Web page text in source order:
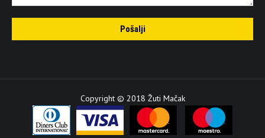
Copyright © 2018 Žuti Mačak